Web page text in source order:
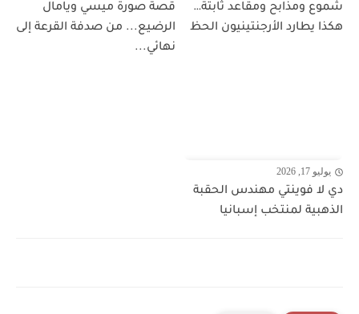
شموع ومذابح ومقاعد ثابتة…
هكذا يطارد الأرجنتينيون الحظ
قصة صورة ميسي ويامال
الرضيع... من صدفة القرعة إلى
نهائي...
يوليو 17, 2026
دي لا فوينتي مهندس الحقبة
الذهبية لمنتخب إسبانيا